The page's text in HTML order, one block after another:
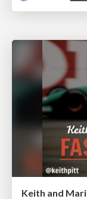
Keith and